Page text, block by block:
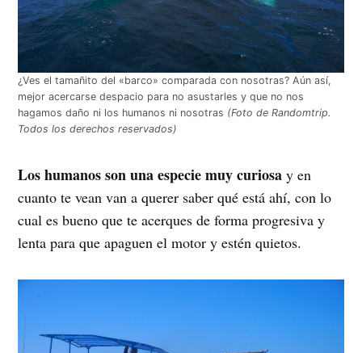
¿Ves el tamañito del «barco» comparada con nosotras? Aún así,
mejor acercarse despacio para no asustarles y que no nos
hagamos daño ni los humanos ni nosotras (Foto de Randomtrip.
Todos los derechos reservados)
Los humanos son una especie muy curiosa y en
cuanto te vean van a querer saber qué está ahí, con lo
cual es bueno que te acerques de forma progresiva y
lenta para que apaguen el motor y estén quietos.